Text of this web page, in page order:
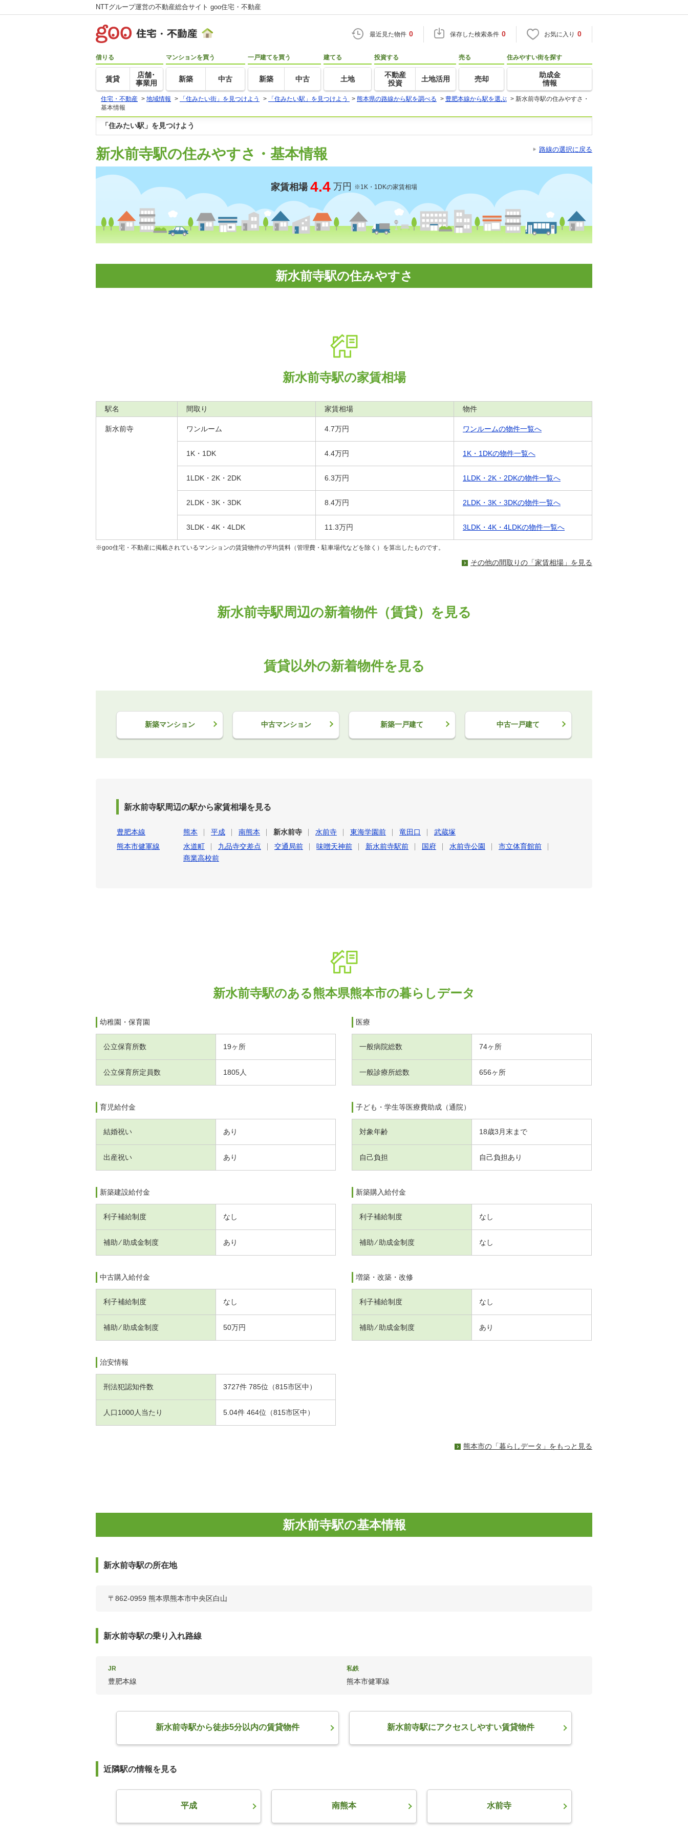
NTTグループ運営の不動産総合サイト goo住宅・不動産
最近見た物件 0 保存した検索条件 0 お気に入り 0
借りる
賃貸
店舗･
事業用
マンションを買う
新築 中古
一戸建てを買う
新築 中古
建てる
土地
投資する
不動産
投資
土地活用
売る
売却
住みやすい街を探す
助成金
情報
住宅・不動産 > 地域情報 > 「住みたい街」を見つけよう > 「住みたい駅」を見つけよう > 熊本県の路線から駅を調べる > 豊肥本線から駅を選ぶ > 新水前寺駅の住みやすさ・
基本情報
「住みたい駅」を見つけよう
新水前寺駅の住みやすさ・基本情報 路線の選択に戻る
家賃相場 4.4 万円 ※1K・1DKの家賃相場
新水前寺駅の住みやすさ
新水前寺駅の家賃相場
駅名 間取り 家賃相場 物件
新水前寺 ワンルーム 4.7万円 ワンルームの物件一覧へ
1K・1DK 4.4万円 1K・1DKの物件一覧へ
1LDK・2K・2DK 6.3万円 1LDK・2K・2DKの物件一覧へ
2LDK・3K・3DK 8.4万円 2LDK・3K・3DKの物件一覧へ
3LDK・4K・4LDK 11.3万円 3LDK・4K・4LDKの物件一覧へ
※goo住宅・不動産に掲載されているマンションの賃貸物件の平均賃料（管理費・駐車場代などを除く）を算出したものです。
その他の間取りの「家賃相場」を見る
新水前寺駅周辺の新着物件（賃貸）を見る
賃貸以外の新着物件を見る
新築マンション 中古マンション 新築一戸建て 中古一戸建て
新水前寺駅周辺の駅から家賃相場を見る
豊肥本線 熊本 平成 南熊本 新水前寺 水前寺 東海学園前 竜田口
武蔵塚
熊本市健軍線
水道町 九品寺交差点 交通局前 味噌天神前 新水前寺駅前 国府 水前寺公園
市立体育館前
商業高校前
新水前寺駅のある熊本県熊本市の暮らしデータ
幼稚園・保育園
公立保育所数 19ヶ所
公立保育所定員数 1805人
医療
一般病院総数 74ヶ所
一般診療所総数 656ヶ所
育児給付金
結婚祝い あり
出産祝い あり
子ども・学生等医療費助成（通院）
対象年齢 18歳3月末まで
自己負担 自己負担あり
新築建設給付金
利子補給制度 なし
補助 ⁄ 助成金制度 あり
新築購入給付金
利子補給制度 なし
補助 ⁄ 助成金制度 なし
中古購入給付金
利子補給制度 なし
補助 ⁄ 助成金制度 50万円
増築・改築・改修
利子補給制度 なし
補助 ⁄ 助成金制度 あり
治安情報
刑法犯認知件数 3727件 785位（815市区中）
人口1000人当たり 5.04件 464位（815市区中）
熊本市の「暮らしデータ」をもっと見る
新水前寺駅の基本情報
新水前寺駅の所在地
〒862-0959 熊本県熊本市中央区白山
新水前寺駅の乗り入れ路線
JR
豊肥本線
私鉄
熊本市健軍線
新水前寺駅から徒歩5分以内の賃貸物件 新水前寺駅にアクセスしやすい賃貸物件
近隣駅の情報を見る
平成 南熊本 水前寺